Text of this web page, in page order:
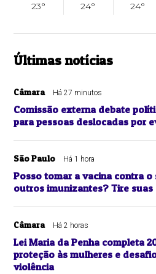
23°
24°
24°
Últimas notícias
Câmara Há 27 minutos
Comissão externa debate
para pessoas deslocadas por
São Paulo Há 1 hora
Posso tomar a vacina contra
outros imunizantes? Tire
Câmara Há 2 horas
Lei Maria da Penha completa
proteção às mulheres e
violência